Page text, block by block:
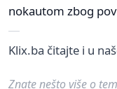
nokautom zbog
Klix.ba čitajte i u
Znate nešto više o